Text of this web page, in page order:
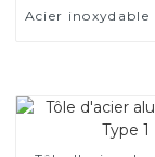
Acier inoxydable